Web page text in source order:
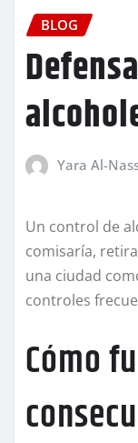
BLOG
Yara Al-
Un control de
comisaría,
una ciudad
controles
Cómo